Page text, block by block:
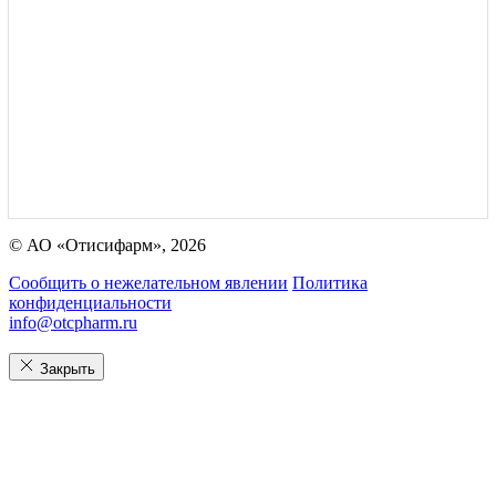
© АО «Отисифарм», 2026
Сообщить о нежелательном явлении Политика
конфиденциальности
info@otcpharm.ru
Закрыть